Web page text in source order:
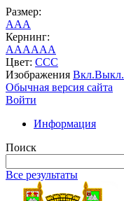
Размер:
AAA
Кернинг:
AAAAAA
Цвет: CCC
Изображения Вкл.Выкл.
Обычная версия сайта
Войти
Информация
Поиск
Все результаты